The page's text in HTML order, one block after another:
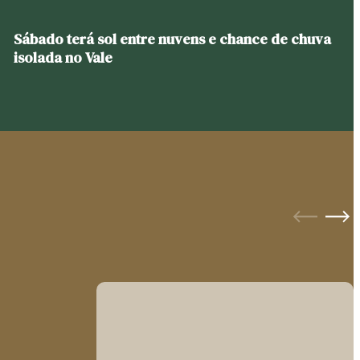
Sábado terá sol entre nuvens e chance de chuva
isolada no Vale